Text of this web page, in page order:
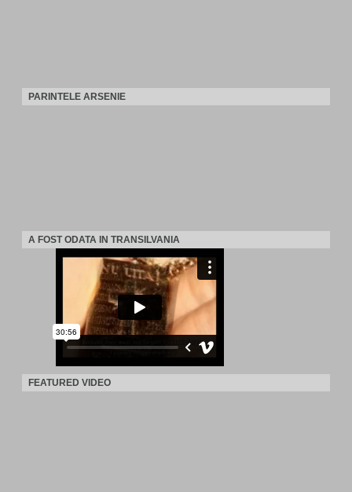
PARINTELE ARSENIE
A FOST ODATA IN TRANSILVANIA
FEATURED VIDEO